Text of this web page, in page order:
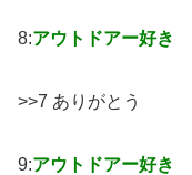
8:アウトドアー好き
>>7 ありがとう
9:アウトドアー好き